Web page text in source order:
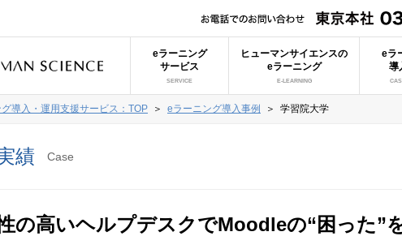
eラーニング
サービス
SERVICE
ヒューマンサイエンスの
eラーニング
E-LEARNING
eラ
導
導入・運用支援サービス：TOP ＞ eラーニング導入事例 ＞ 学習院大学
績 Case
の高いヘルプデスクでMoodleの“困った”